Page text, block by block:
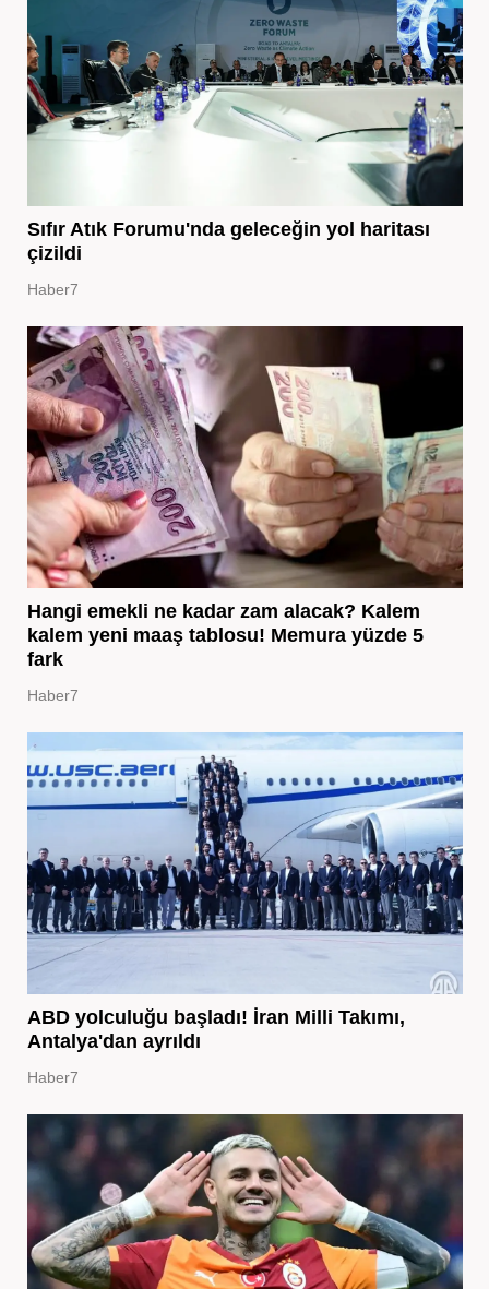
Sıfır Atık Forumu'nda geleceğin yol haritası
çizildi
Haber7
Hangi emekli ne kadar zam alacak? Kalem
kalem yeni maaş tablosu! Memura yüzde 5
fark
Haber7
ABD yolculuğu başladı! İran Milli Takımı,
Antalya'dan ayrıldı
Haber7